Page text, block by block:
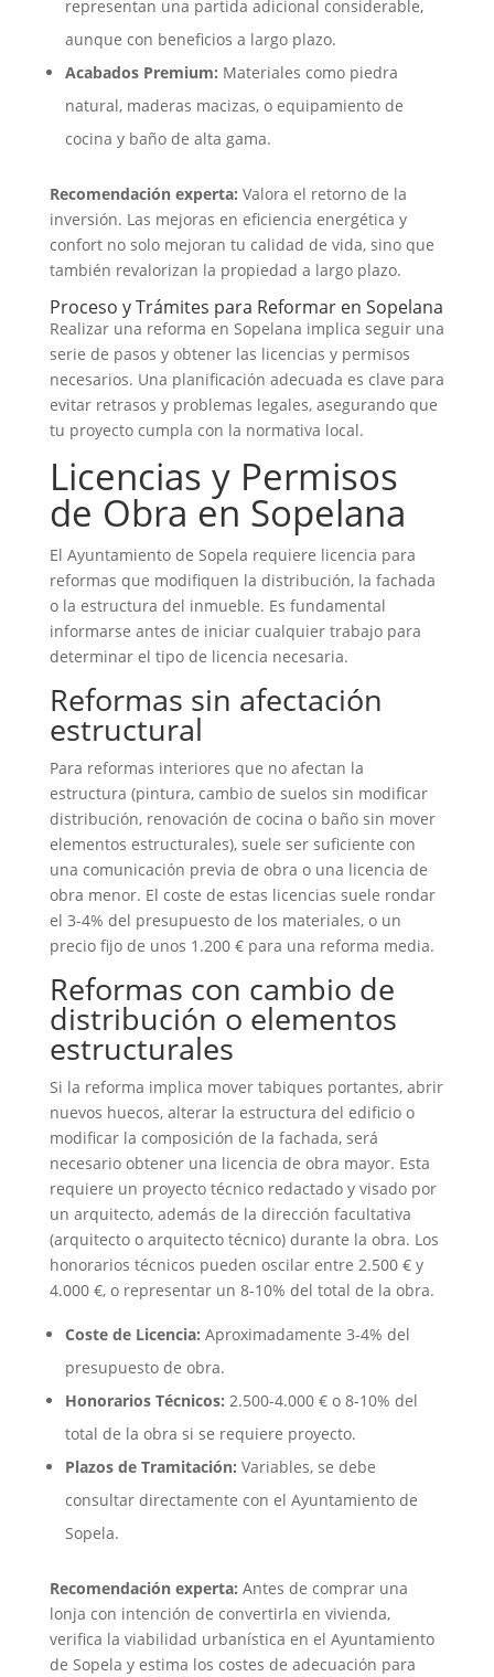
representan una partida adicional considerable,
aunque con beneficios a largo plazo.
Acabados Premium: Materiales como piedra
natural, maderas macizas, o equipamiento de
cocina y baño de alta gama.
Recomendación experta: Valora el retorno de la
inversión. Las mejoras en eficiencia energética y
confort no solo mejoran tu calidad de vida, sino que
también revalorizan la propiedad a largo plazo.
Proceso y Trámites para Reformar en Sopelana
Realizar una reforma en Sopelana implica seguir una
serie de pasos y obtener las licencias y permisos
necesarios. Una planificación adecuada es clave para
evitar retrasos y problemas legales, asegurando que
tu proyecto cumpla con la normativa local.
Licencias y Permisos
de Obra en Sopelana
El Ayuntamiento de Sopela requiere licencia para
reformas que modifiquen la distribución, la fachada
o la estructura del inmueble. Es fundamental
informarse antes de iniciar cualquier trabajo para
determinar el tipo de licencia necesaria.
Reformas sin afectación
estructural
Para reformas interiores que no afectan la
estructura (pintura, cambio de suelos sin modificar
distribución, renovación de cocina o baño sin mover
elementos estructurales), suele ser suficiente con
una comunicación previa de obra o una licencia de
obra menor. El coste de estas licencias suele rondar
el 3-4% del presupuesto de los materiales, o un
precio fijo de unos 1.200 € para una reforma media.
Reformas con cambio de
distribución o elementos
estructurales
Si la reforma implica mover tabiques portantes, abrir
nuevos huecos, alterar la estructura del edificio o
modificar la composición de la fachada, será
necesario obtener una licencia de obra mayor. Esta
requiere un proyecto técnico redactado y visado por
un arquitecto, además de la dirección facultativa
(arquitecto o arquitecto técnico) durante la obra. Los
honorarios técnicos pueden oscilar entre 2.500 € y
4.000 €, o representar un 8-10% del total de la obra.
Coste de Licencia: Aproximadamente 3-4% del
presupuesto de obra.
Honorarios Técnicos: 2.500-4.000 € o 8-10% del
total de la obra si se requiere proyecto.
Plazos de Tramitación: Variables, se debe
consultar directamente con el Ayuntamiento de
Sopela.
Recomendación experta: Antes de comprar una
lonja con intención de convertirla en vivienda,
verifica la viabilidad urbanística en el Ayuntamiento
de Sopela y estima los costes de adecuación para